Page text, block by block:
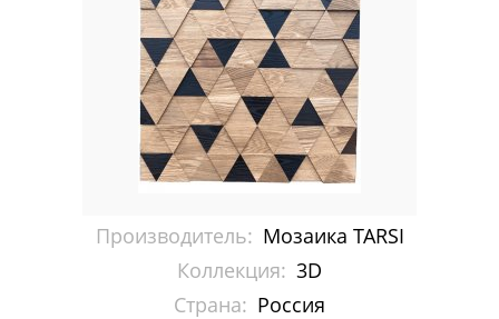
Мозаика VIVERE
Фрески CasaBella
Производитель: Мозаика TARSI
Коллекция: 3D
Страна: Россия